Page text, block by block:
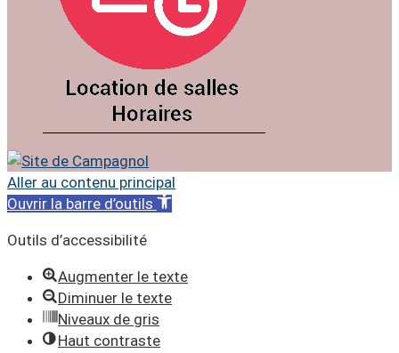
Aller au contenu principal
Ouvrir la barre d’outils
Outils d’accessibilité
Augmenter le texte
Diminuer le texte
Niveaux de gris
Haut contraste